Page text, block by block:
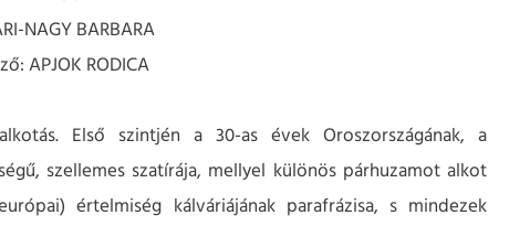
NAGY BARBARA
APJOK RODICA
Első szintjén a 30-as évek Oroszországának, a
szellemes szatírája, mellyel különös párhuzamot alkot
értelmiség kálváriájának parafrázisa, s mindezek